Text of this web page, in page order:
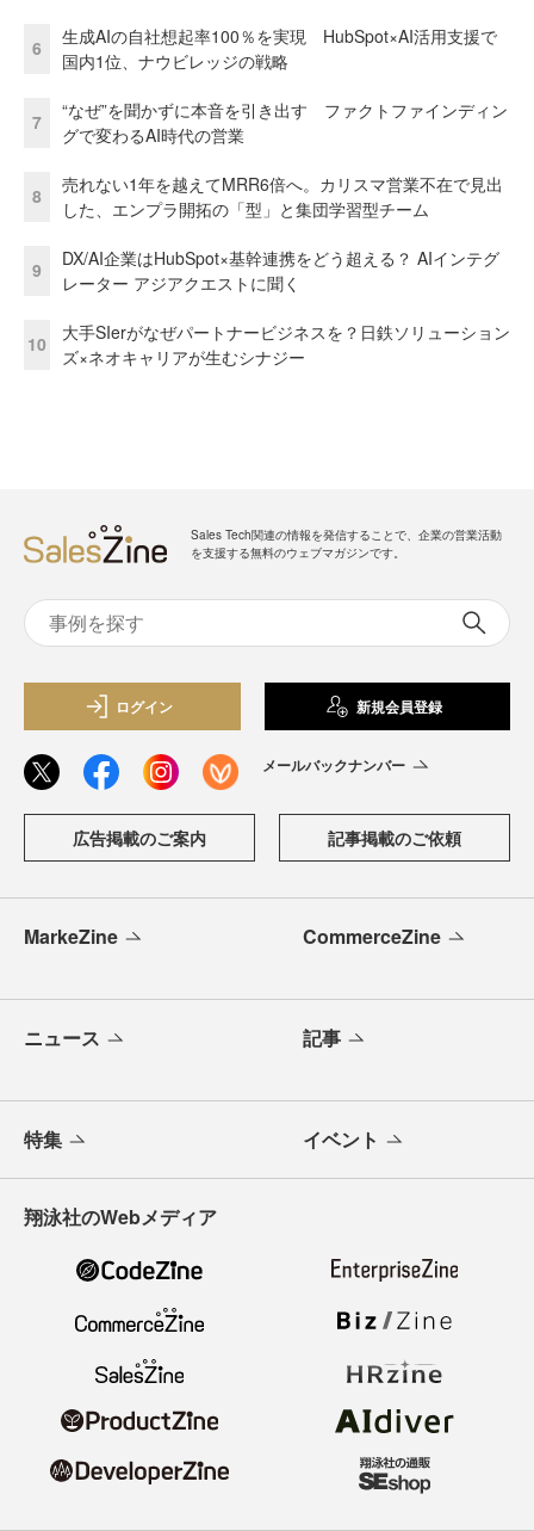
6
生成AIの自社想起率100％を実現 HubSpot×AI活用支援で
国内1位、ナウビレッジの戦略
7
“なぜ”を聞かずに本音を引き出す ファクトファインディン
グで変わるAI時代の営業
8
売れない1年を越えてMRR6倍へ。カリスマ営業不在で見出
した、エンプラ開拓の「型」と集団学習型チーム
9
DX/AI企業はHubSpot×基幹連携をどう超える？ AIインテグ
レーター アジアクエストに聞く
10
大手SIerがなぜパートナービジネスを？日鉄ソリューション
ズ×ネオキャリアが生むシナジー
Sales Tech関連の情報を発信することで、企業の営業活動
を支援する無料のウェブマガジンです。
ログイン 新規会員登録
メールバックナンバー
広告掲載のご案内 記事掲載のご依頼
MarkeZine CommerceZine
ニュース 記事
特集 イベント
翔泳社のWebメディア